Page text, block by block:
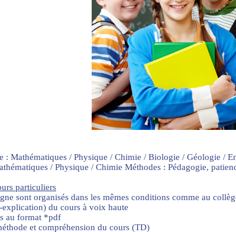
: Mathématiques / Physique / Chimie / Biologie / Géologie /
/ Physique / Chimie Méthodes : Pédagogie,
particuliers
sont organisés dans les mêmes conditions comme au
du cours à voix haute
au format *pdf
et compréhension du cours (TD)